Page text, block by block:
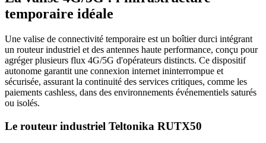
temporaire idéale
Une valise de connectivité temporaire est un boîtier durci intégrant
un routeur industriel et des antennes haute performance, conçu pour
agréger plusieurs flux 4G/5G d'opérateurs distincts. Ce dispositif
autonome garantit une connexion internet ininterrompue et
sécurisée, assurant la continuité des services critiques, comme les
paiements cashless, dans des environnements événementiels saturés
ou isolés.
Le routeur industriel Teltonika RUTX50